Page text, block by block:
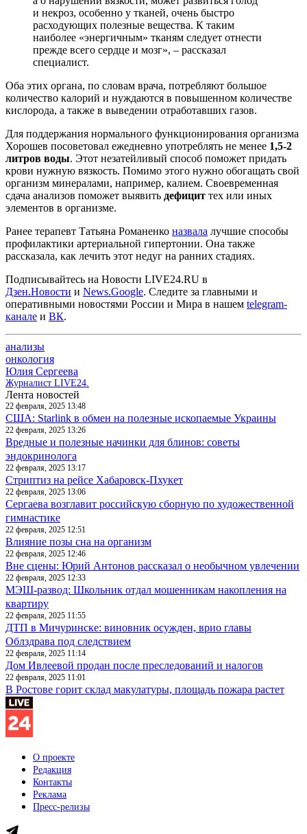
и некроз, особенно у тканей, очень быстро
расходующих полезные вещества. К таким
наиболее «энергичным» тканям следует отнести
прежде всего сердце и мозг», – рассказал
специалист.
Оба этих органа, по словам врача, потребляют большое
количество калорий и нуждаются в повышенном количестве
кислорода, а также в выведении отработавших газов.
Для поддержания нормального функционирования организма
Хорошев посоветовал ежедневно употреблять не менее 1,5-2
литров воды. Этот незатейливый способ поможет придать
крови нужную вязкость. Помимо этого нужно обогащать свой
организм минералами, например, калием. Своевременная
сдача анализов поможет выявить дефицит тех или иных
элементов в организме.
Ранее терапевт Татьяна Романенко назвала лучшие способы
профилактики артериальной гипертонии. Она также
рассказала, как лечить этот недуг на ранних стадиях.
Подписывайтесь на Новости LIVE24.RU в
Дзен.Новости и News.Google. Следите за главными и
оперативными новостями России и Мира в нашем telegram-
канале и ВК.
анализы
онкология
Юлия Сергеева
Журналист LIVE24.
Лента новостей
22 февраля, 2025 13:48
США: Starlink в обмен на полезные ископаемые Украины
22 февраля, 2025 13:26
Вредные и полезные начинки для блинов: советы
эндокринолога
22 февраля, 2025 13:17
Стриптиз на рейсе Хабаровск-Пхукет
22 февраля, 2025 13:06
Сергаева возглавит российскую сборную по художественной
гимнастике
22 февраля, 2025 12:51
Влияние позы сна на организм
22 февраля, 2025 12:46
Вне сцены: Юрий Антонов рассказал о необычном увлечении
22 февраля, 2025 12:33
МЭШ-развод: Школьник отдал мошенникам накопления на
квартиру
22 февраля, 2025 11:55
ДТП в Мичуринске: виновник осужден, врио главы
Облздрава под следствием
22 февраля, 2025 11:14
Дом Ивлеевой продан после преследований и налогов
22 февраля, 2025 11:01
В Ростове горит склад макулатуры, площадь пожара растет
О проекте
Редакция
Контакты
Реклама
Пресс-релизы